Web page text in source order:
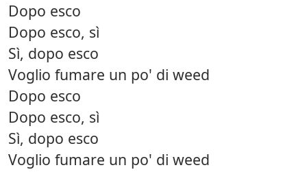
Dopo esco
Dopo esco, sì
Sì, dopo esco
Voglio fumare un po' di weed
Dopo esco
Dopo esco, sì
Sì, dopo esco
Voglio fumare un po' di weed